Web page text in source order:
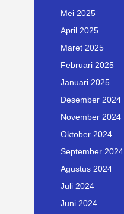
Mei 2025
April 2025
Maret 2025
Februari 2025
Januari 2025
Desember 2024
November 2024
Oktober 2024
September 2024
Agustus 2024
Juli 2024
Juni 2024